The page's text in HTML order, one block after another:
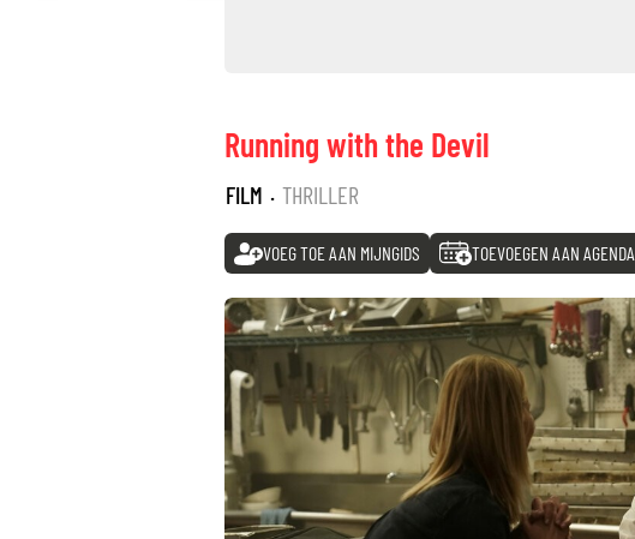
Running with the Devil
FILM · THRILLER
VOEG TOE AAN MIJNGIDS TOEVOEGEN AAN AGENDA